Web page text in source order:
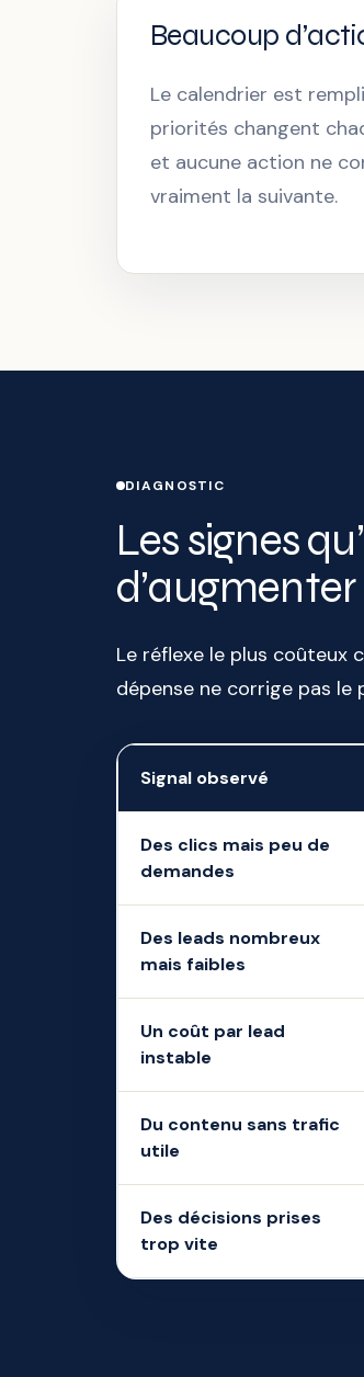
Beaucoup
Le calendrier est
priorités changent
et aucune action ne
vraiment la suivante.
DIAGNOSTIC
Les signes
Le réflexe le plus coûteux
dépense ne corrige pas le
Signal observé
Des clics mais peu de
demandes
Des leads nombreux
mais faibles
Un coût par lead
instable
Du contenu sans trafic
utile
Des décisions prises
trop vite